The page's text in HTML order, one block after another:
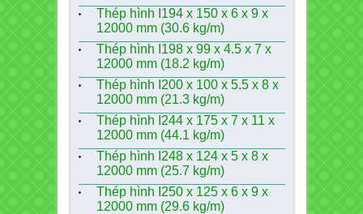
Thép hình I194 x 150 x 6 x 9 x
12000 mm (30.6 kg/m)
Thép hình I198 x 99 x 4.5 x 7 x
12000 mm (18.2 kg/m)
Thép hình I200 x 100 x 5.5 x 8 x
12000 mm (21.3 kg/m)
Thép hình I244 x 175 x 7 x 11 x
12000 mm (44.1 kg/m)
Thép hình I248 x 124 x 5 x 8 x
12000 mm (25.7 kg/m)
Thép hình I250 x 125 x 6 x 9 x
12000 mm (29.6 kg/m)